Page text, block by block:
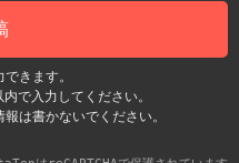
きます。
で入力してください。
は書かないでください。